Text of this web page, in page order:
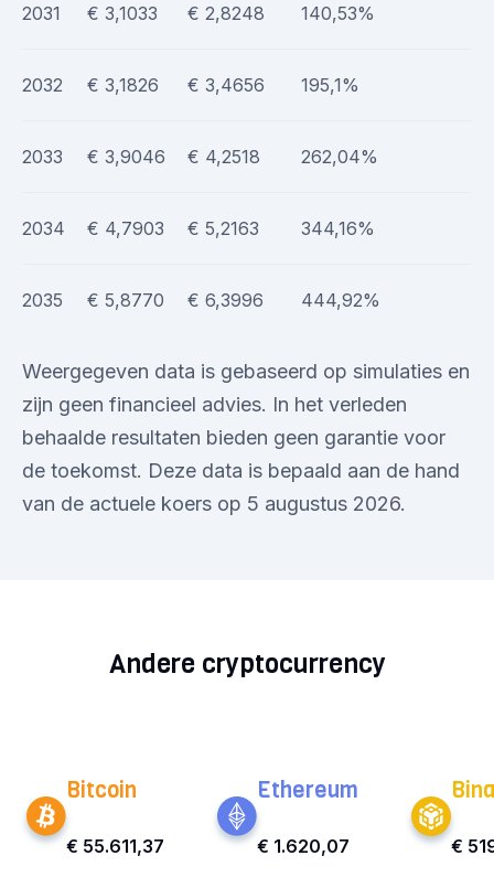
2031 € 3,1033 € 2,8248 140,53%
2032 € 3,1826 € 3,4656 195,1%
2033 € 3,9046 € 4,2518 262,04%
2034 € 4,7903 € 5,2163 344,16%
2035 € 5,8770 € 6,3996 444,92%
Weergegeven data is gebaseerd op simulaties en
zijn geen financieel advies. In het verleden
behaalde resultaten bieden geen garantie voor
de toekomst. Deze data is bepaald aan de hand
van de actuele koers op 5 augustus 2026.
Andere cryptocurrency
Bitcoin
€ 55.611,37
Ethereum
€ 1.620,07 €